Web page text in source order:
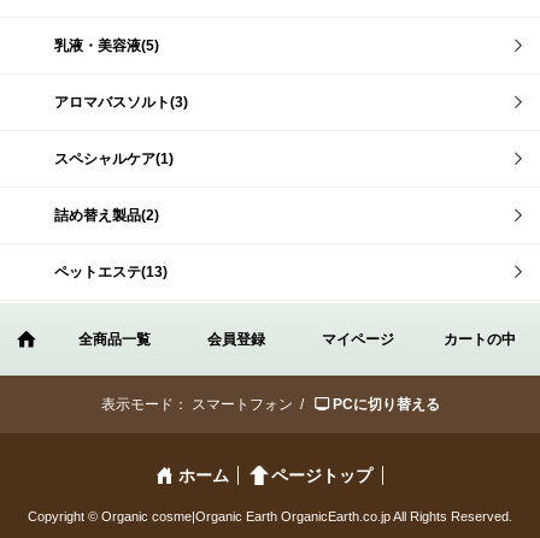
乳液・美容液(5)
アロマバスソルト(3)
スペシャルケア(1)
詰め替え製品(2)
ペットエステ(13)
全商品一覧 会員登録 マイページ カートの中
表示モード： スマートフォン / PCに切り替える
ホーム ページトップ
Copyright © Organic cosme|Organic Earth OrganicEarth.co.jp All Rights Reserved.